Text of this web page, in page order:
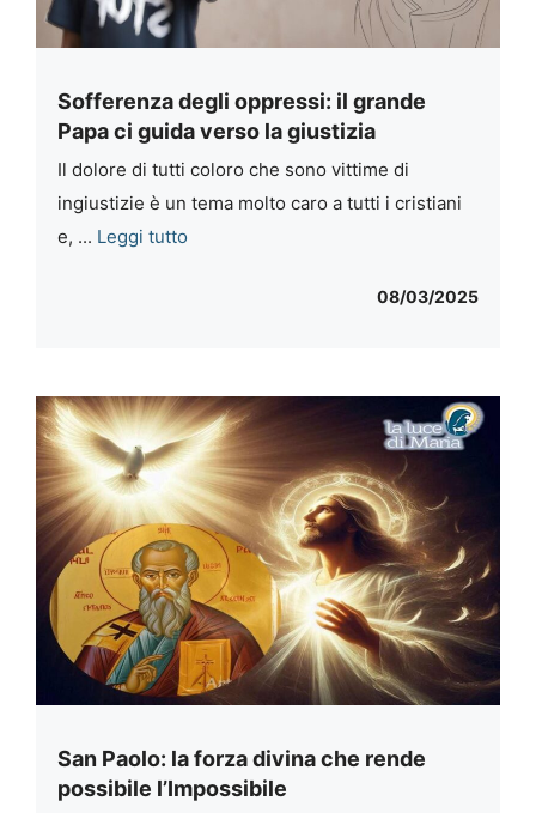
Sofferenza degli oppressi: il grande
Papa ci guida verso la giustizia
Il dolore di tutti coloro che sono vittime di
ingiustizie è un tema molto caro a tutti i cristiani
e, ... Leggi tutto
08/03/2025
San Paolo: la forza divina che rende
possibile l’Impossibile